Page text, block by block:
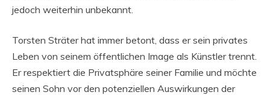
jedoch weiterhin unbekannt.
Torsten Sträter hat immer betont, dass er sein privates
Leben von seinem öffentlichen Image als Künstler trennt.
Er respektiert die Privatsphäre seiner Familie und möchte
seinen Sohn vor den potenziellen Auswirkungen der